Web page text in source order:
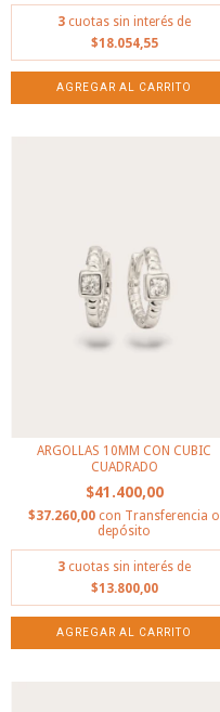
3 cuotas sin interés de
$18.054,55
ARGOLLAS 10MM CON CUBIC
CUADRADO
$41.400,00
$37.260,00 con Transferencia o
depósito
3 cuotas sin interés de
$13.800,00